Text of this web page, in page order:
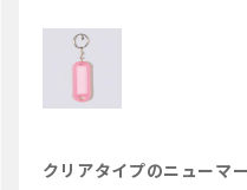
クリアタイプのニューマ